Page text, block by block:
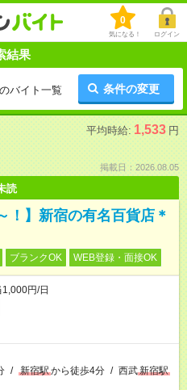
0
気になる！ ログイン
結果
バイト一覧 条件の変更
平均時給: 1,533 円
掲載日：2026.08.05
読
！】新宿の有名百貨店＊
ブランクOK WEB登録・面接OK
円/日
/ 新宿駅から徒歩4分 / 西武新宿駅